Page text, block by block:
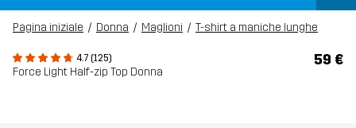
Pagina iniziale Donna Maglioni T-shirt a maniche lunghe
4.7 (125)
Force Light Half-zip Top Donna
59 €